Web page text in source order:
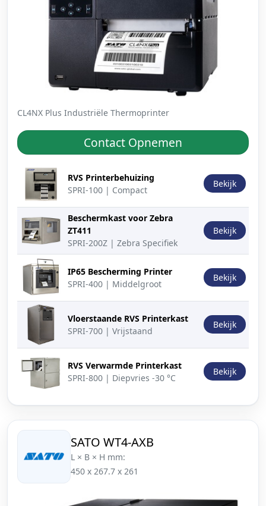
CL4NX Plus Industriële Thermoprinter
Contact Opnemen
Productafbeelding
RVS Printerbehuizing
SPRI-100 | Compact
Bekijk
Beschermkast voor Zebra
ZT411
SPRI-200Z | Zebra Specifiek
Bekijk
IP65 Bescherming Printer
SPRI-400 | Middelgroot
Bekijk
Vloerstaande RVS Printerkast
SPRI-700 | Vrijstaand
Bekijk
RVS Verwarmde Printerkast
SPRI-800 | Diepvries -30 °C
Bekijk
SATO WT4-AXB
L × B × H mm:
450 x 267.7 x 261